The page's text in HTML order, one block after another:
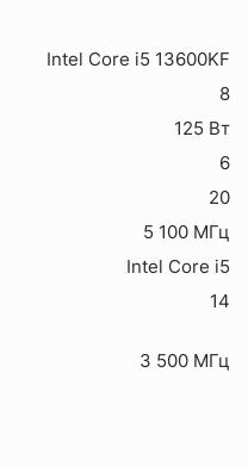
Intel Core i5 13600KF
8
125 Вт
6
20
5 100 МГц
Intel Core i5
14
3 500 МГц